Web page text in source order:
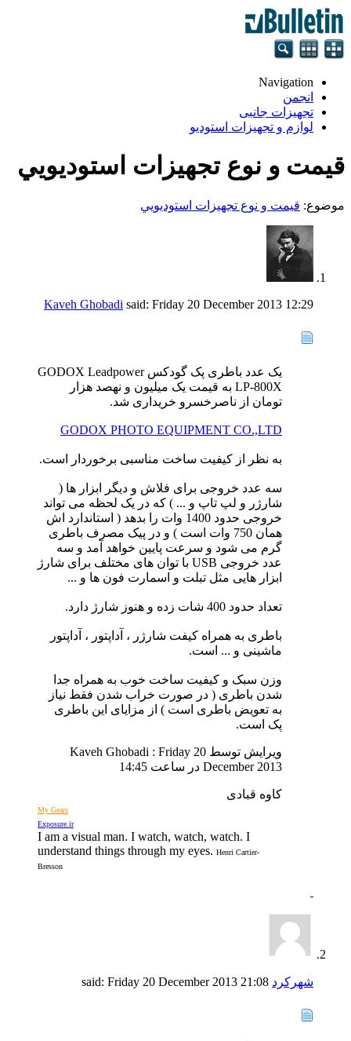
Navigation
انجمن
تجهيزات جانبی
لوازم و تجهيزات استودیو
قيمت و نوع تجهيزات استوديويي
موضوع: قيمت و نوع تجهيزات استوديويي
Kaveh Ghobadi said: Friday 20 December 2013 12:29
یک عدد باطری پک گودکس GODOX Leadpower
LP-800X به قیمت یک میلیون و نهصد هزار
تومان از ناصرخسرو خریداری شد.
GODOX PHOTO EQUIPMENT CO.,LTD
به نظر از کیفیت ساخت مناسبی برخوردار است.
سه عدد خروجی برای فلاش و دیگر ابزار ها (
شارژر و لپ تاپ و ... ) که در یک لحظه می تواند
خروجی حدود 1400 وات را بدهد ( استاندارد اش
همان 750 وات است ) و در پیک مصرف باطری
گرم می شود و سرعت پایین خواهد آمد و سه
عدد خروجی USB با توان های مختلف برای شارژ
ابزار هایی مثل تبلت و اسمارت فون ها و ...
تعداد حدود 400 شات زده و هنوز شارژ دارد.
باطری به همراه کیفت شارژر ، آداپتور ، آداپتور
ماشینی و ... است.
وزن سبک و کیفیت ساخت خوب به همراه جدا
شدن باطری ( در صورت خراب شدن فقط نیاز
به تعویض باطری است ) از مزایای این باطری
پک است.
ویرایش توسط Kaveh Ghobadi : Friday 20
December 2013 در ساعت
14:45
کاوه قبادی
My Gears
Exposure.ir
I am a visual man. I watch, watch, watch. I
understand things through my eyes. Henri Cartier-
Bresson
شهرکرد Friday 20 December 2013 21:08